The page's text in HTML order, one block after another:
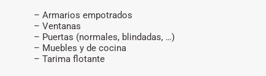
– Armarios empotrados
– Ventanas
– Puertas (normales, blindadas, …)
– Muebles y de cocina
– Tarima flotante